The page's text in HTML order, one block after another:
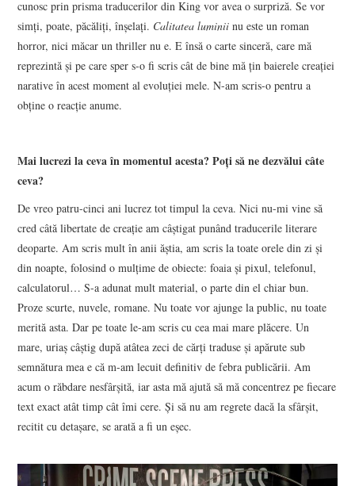
cunosc prin prisma traducerilor din King vor avea o surpriză. Se vor
simți, poate, păcăliți, înșelați. Calitatea luminii nu este un roman
horror, nici măcar un thriller nu e. E însă o carte sinceră, care mă
reprezintă și pe care sper s-o fi scris cât de bine mă țin baierele creației
narative în acest moment al evoluției mele. N-am scris-o pentru a
obține o reacție anume.
Mai lucrezi la ceva în momentul acesta? Poți să ne dezvălui câte
ceva?
De vreo patru-cinci ani lucrez tot timpul la ceva. Nici nu-mi vine să
cred câtă libertate de creație am câștigat punând traducerile literare
deoparte. Am scris mult în anii ăștia, am scris la toate orele din zi și
din noapte, folosind o mulțime de obiecte: foaia și pixul, telefonul,
calculatorul… S-a adunat mult material, o parte din el chiar bun.
Proze scurte, nuvele, romane. Nu toate vor ajunge la public, nu toate
merită asta. Dar pe toate le-am scris cu cea mai mare plăcere. Un
mare, uriaș câștig după atâtea zeci de cărți traduse și apărute sub
semnătura mea e că m-am lecuit definitiv de febra publicării. Am
acum o răbdare nesfârșită, iar asta mă ajută să mă concentrez pe fiecare
text exact atât timp cât îmi cere. Și să nu am regrete dacă la sfârșit,
recitit cu detașare, se arată a fi un eșec.